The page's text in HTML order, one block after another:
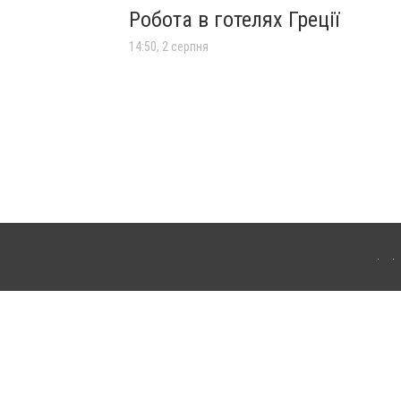
Робота в готелях Греції
14:50, 2 серпня